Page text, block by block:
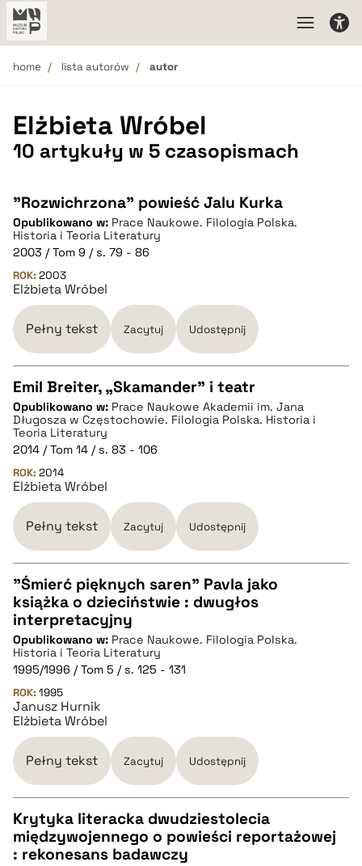
home lista autorów autor
Elżbieta Wróbel
10 artykuły w 5 czasopismach
"Rozwichrzona" powieść Jalu Kurka
Opublikowano w: Prace Naukowe. Filologia Polska.
Historia i Teoria Literatury
2003 / Tom 9 / s. 79 - 86
ROK: 2003
Elżbieta Wróbel
Pełny tekst Zacytuj Udostępnij
CZYSTY TEKST
pobierz cytat
Emil Breiter, „Skamander” i teatr
Opublikowano w: Prace Naukowe Akademii im. Jana
Długosza w Częstochowie. Filologia Polska. Historia i
Teoria Literatury
2014 / Tom 14 / s. 83 - 106
ROK: 2014
Elżbieta Wróbel
Pełny tekst Zacytuj Udostępnij
CZYSTY TEKST
pobierz cytat
BIBTEX
pobierz cytat
"Śmierć pięknych saren" Pavla jako
książka o dzieciństwie : dwugłos
interpretacyjny
Opublikowano w: Prace Naukowe. Filologia Polska.
Historia i Teoria Literatury
1995/1996 / Tom 5 / s. 125 - 131
ROK: 1995
Janusz Hurnik
Elżbieta Wróbel
Pełny tekst Zacytuj Udostępnij
CZYSTY TEKST
Krytyka literacka dwudziestolecia
międzywojennego o powieści reportażowej
: rekonesans badawczy